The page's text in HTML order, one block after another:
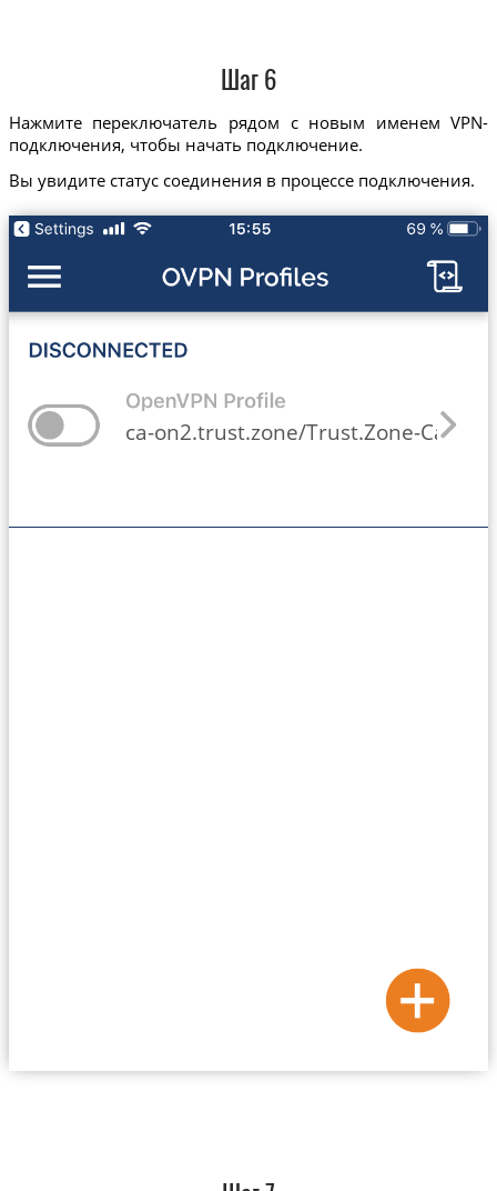
Шаг 6
Нажмите переключатель рядом с новым именем VPN-
подключения, чтобы начать подключение.
Вы увидите статус соединения в процессе подключения.
ca-on2.trust.zone/Trust.Zone-